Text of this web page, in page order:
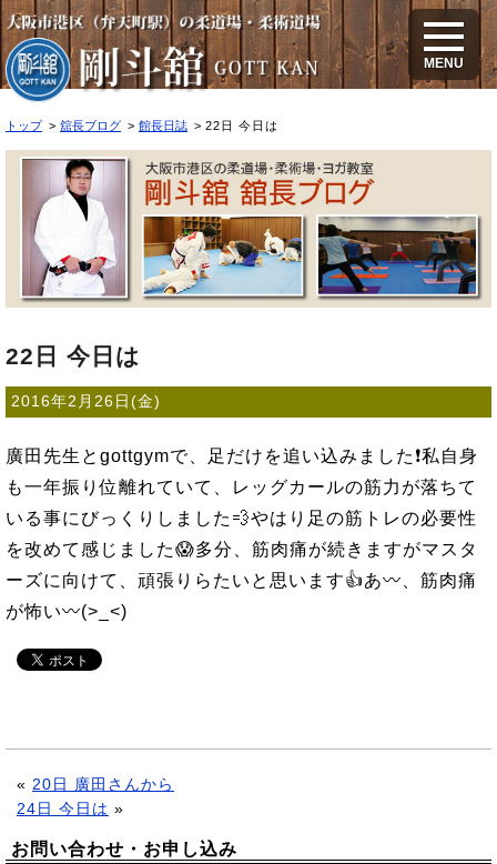
22日 今日は
MENU
トップ 舘長ブログ 館長日誌 22日 今日は
22日 今日は
2016年2月26日(金)
廣田先生とgottgymで、足だけを追い込みました❗私自身
も一年振り位離れていて、レッグカールの筋力が落ちて
いる事にびっくりしました💨やはり足の筋トレの必要性
を改めて感じました😱多分、筋肉痛が続きますがマスタ
ーズに向けて、頑張りらたいと思います👍あ〰、筋肉痛
が怖い〰(>_<)
« 20日 廣田さんから
24日 今日は »
お問い合わせ・お申し込み